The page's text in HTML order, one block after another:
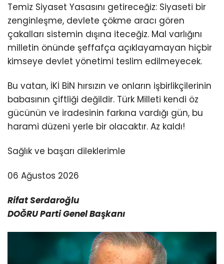
Temiz Siyaset Yasasını getireceğiz: Siyaseti bir
zenginleşme, devlete çökme aracı gören
çakalları sistemin dışına iteceğiz. Mal varlığını
milletin önünde şeffafça açıklayamayan hiçbir
kimseye devlet yönetimi teslim edilmeyecek.
Bu vatan, İKİ BİN hırsızın ve onların işbirlikçilerinin
babasının çiftliği değildir. Türk Milleti kendi öz
gücünün ve iradesinin farkına vardığı gün, bu
harami düzeni yerle bir olacaktır. Az kaldı!
Sağlık ve başarı dileklerimle
06 Ağustos 2026
Rifat Serdaroğlu
DOĞRU Parti Genel Başkanı